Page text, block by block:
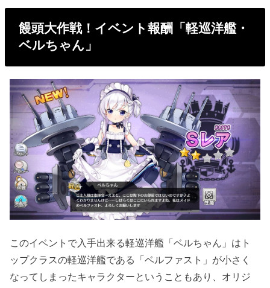
饅頭大作戦！イベント報酬「軽巡洋艦・
ベルちゃん」
このイベントで入手出来る軽巡洋艦「ベルちゃん」はト
ップクラスの軽巡洋艦である「ベルファスト」が小さく
なってしまったキャラクターということもあり、オリジ